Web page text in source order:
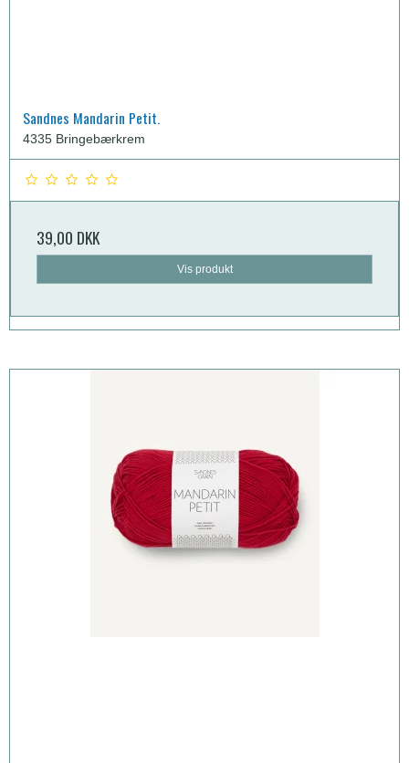
Sandnes Mandarin Petit.
4335 Bringebærkrem
39,00 DKK
Vis produkt